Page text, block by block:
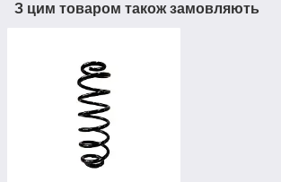
З цим товаром також замовляють